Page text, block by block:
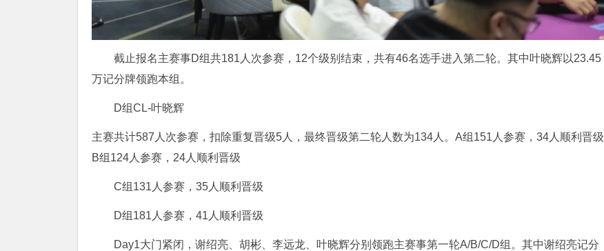
截止报名主赛事D组共181人次参赛，12个级别结束，共有46名选手进入第二轮。其中叶晓辉以23.45
万记分牌领跑本组。
D组CL-叶晓辉
主赛共计587人次参赛，扣除重复晋级5人，最终晋级第二轮人数为134人。A组151人参赛，34人顺利晋级
B组124人参赛，24人顺利晋级
C组131人参赛，35人顺利晋级
D组181人参赛，41人顺利晋级
Day1大门紧闭，谢绍亮、胡彬、李远龙、叶晓辉分别领跑主赛事第一轮A/B/C/D组。其中谢绍亮记分